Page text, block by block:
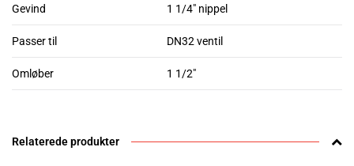
Gevind 1 1/4" nippel
Passer til DN32 ventil
Omløber 1 1/2"
Relaterede produkter